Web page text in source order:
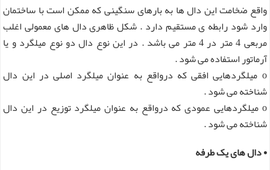
واقع ضخامت این دال ها به بارهای سنگینی که ممکن است با ساختمان
وارد شود رابطه ی مستقیم دارد . شکل ظاهری دال های معمولی اغلب
مربعی 4 متر در 4 متر می باشد . در این نوع دال دو نوع میلگرد و یا
آرماتور استفاده می شود .
o میلگردهایی افقی که درواقع به عنوان میلگرد اصلی در این دال
شناخته می شود .
o میلگردهایی عمودی که درواقع به عنوان میلگرد توزیع در این دال
شناخته می شود .
• دال های یک طرفه